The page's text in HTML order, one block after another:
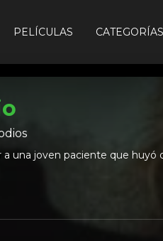
PELÍCULAS CATEGORÍAS
una joven paciente que huyó